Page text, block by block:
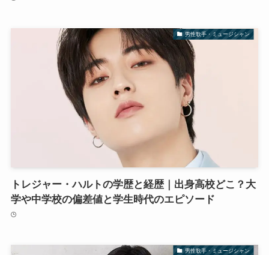
男性歌手・ミュージシャン
トレジャー・ハルトの学歴と経歴｜出身高校どこ？大
学や中学校の偏差値と学生時代のエピソード
男性歌手・ミュージシャン